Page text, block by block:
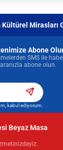
Kültürel Mirasları
Abone
SMS ile
abone olun.
kabul ediyorum.
Beyaz Masa